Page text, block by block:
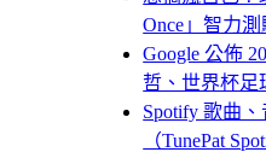
Once」智力
Google 公佈
哲、世界杯足
Spotify 歌曲
（TunePat